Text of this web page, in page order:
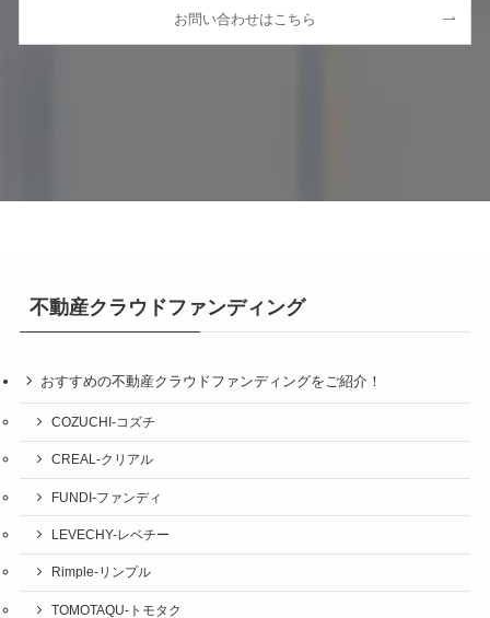
お問い合わせはこちら
不動産クラウドファンディング
おすすめの不動産クラウドファンディングをご紹介！
COZUCHI-コズチ
CREAL-クリアル
FUNDI-ファンディ
LEVECHY-レベチー
Rimple-リンプル
TOMOTAQU-トモタク